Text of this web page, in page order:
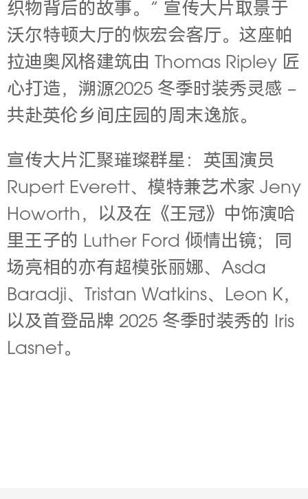
织物背后的故事。” 宣传大片取景于
沃尔特顿大厅的恢宏会客厅。这座帕
拉迪奥风格建筑由 Thomas Ripley 匠
心打造，溯源2025 冬季时装秀灵感 –
共赴英伦乡间庄园的周末逸旅。
宣传大片汇聚璀璨群星：英国演员
Rupert Everett、模特兼艺术家 Jeny
Howorth，以及在《王冠》中饰演哈
里王子的 Luther Ford 倾情出镜；同
场亮相的亦有超模张丽娜、Asda
Baradji、Tristan Watkins、Leon K，
以及首登品牌 2025 冬季时装秀的 Iris
Lasnet。